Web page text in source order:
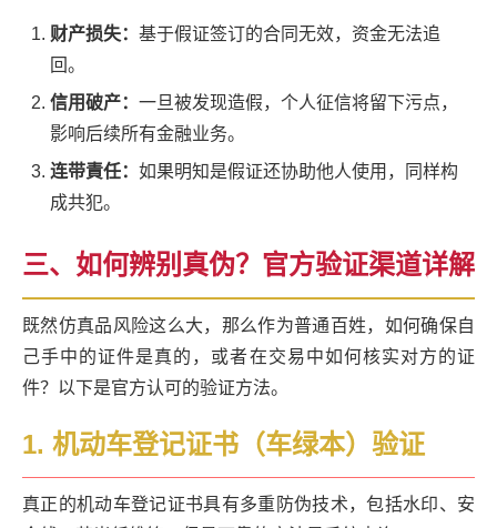
财产损失： 基于假证签订的合同无效，资金无法追
回。
信用破产： 一旦被发现造假，个人征信将留下污点，
影响后续所有金融业务。
连带責任： 如果明知是假证还协助他人使用，同样构
成共犯。
三、如何辨别真伪？官方验证渠道详解
既然仿真品风险这么大，那么作为普通百姓，如何确保自
己手中的证件是真的，或者在交易中如何核实对方的证
件？以下是官方认可的验证方法。
1. 机动车登记证书（车绿本）验证
真正的机动车登记证书具有多重防伪技术，包括水印、安